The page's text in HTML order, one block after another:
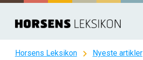
Spring
indhold
Horsens Leksikon chevron_right Nyeste artikler